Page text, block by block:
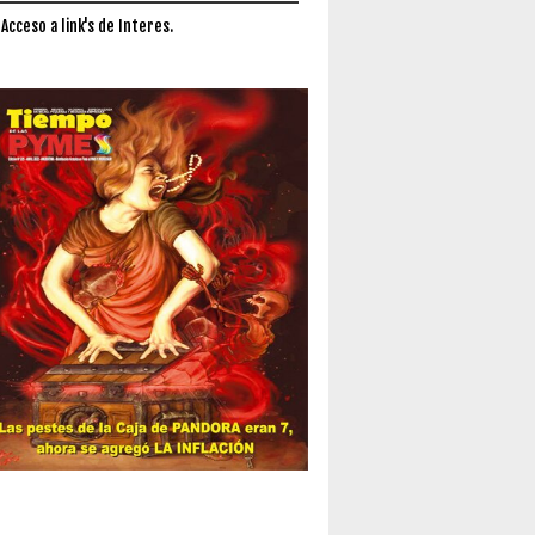
a link's de Interes.